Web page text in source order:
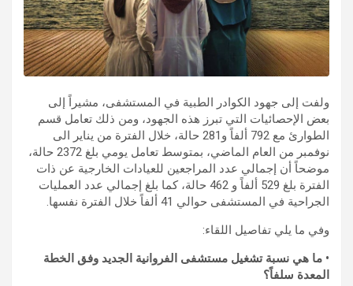
ولفت إلى جهود الكوادر الطبية في المستشفى، مشيراً إلى
بعض الإحصائيات التي تبرز هذه الجهود، ومن ذلك تعامل قسم
الطوارئ مع 792 ألفاً و281 حالة، خلال الفترة من يناير الى
نوفمبر من العام الماضي، بمتوسط تعامل يومي بلغ 2372 حالة،
موضحاً أن إجمالي عدد المراجعين للعيادات الخارجية عن ذات
الفترة بلغ 529 ألفاً و 462 حالة، كما بلغ إجمالي عدد العمليات
الجراحية في المستشفى حوالي 41 ألفاً خلال الفترة نفسها.
وفي ما يلي تفاصيل اللقاء:
• ما هي نسبة تشغيل مستشفى الفروانية الجديد وفق الخطة
المعدة سلفاً؟